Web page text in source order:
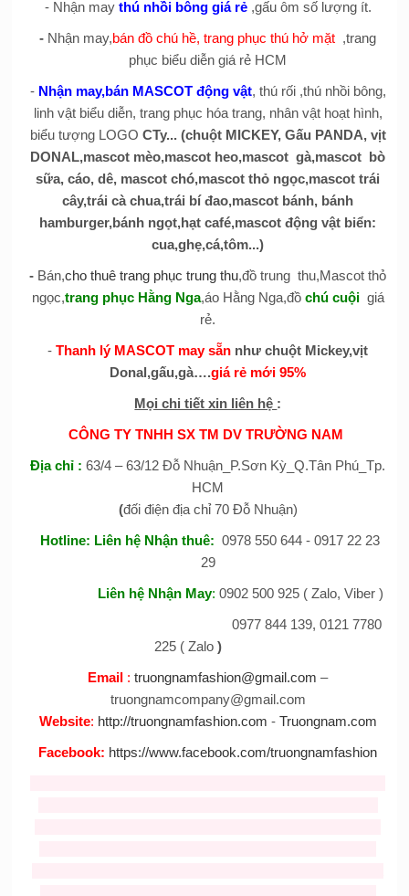
- Nhận may thú nhồi bông giá rẻ,gấu ôm số lượng ít.
- Nhận may,bán đồ chú hề, trang phục thú hở mặt ,trang
phục biểu diễn giá rẻ HCM
- Nhận may,bán MASCOT động vật, thú rối ,thú nhồi bông,
linh vật biểu diễn, trang phục hóa trang, nhân vật hoạt hình,
biểu tượng LOGO CTy... (chuột MICKEY, Gấu PANDA, vịt
DONAL,mascot mèo,mascot heo,mascot gà,mascot bò
sữa, cáo, dê, mascot chó,mascot thỏ ngọc,mascot trái
cây,trái cà chua,trái bí đao,mascot bánh, bánh
hamburger,bánh ngọt,hạt café,mascot động vật biển:
cua,ghẹ,cá,tôm...)
- Bán,cho thuê trang phục trung thu,đồ trung thu,Mascot thỏ
ngọc,trang phục Hằng Nga,áo Hằng Nga,đồ chú cuộigiá
rẻ.
-Thanh lý MASCOT may sẵn như chuột Mickey,vịt
Donal,gấu,gà….giá rẻ mới 95%
Mọi chi tiết xin liên hệ :
CÔNG TY TNHH SX TM DV TRƯỜNG NAM
Địa chỉ :63/4 – 63/12 Đỗ Nhuận_P.Sơn Kỳ_Q.Tân Phú_Tp.
HCM
(đối điện địa chỉ 70 Đỗ Nhuận)
Hotline: Liên hệ Nhận thuê: 0978 550 644 - 0917 22 23
29
Liên hệ Nhận May: 0902 500 925 ( Zalo, Viber )
0977 844 139, 0121 7780
225 ( Zalo )
Email : truongnamfashion@gmail.com –
truongnamcompany@gmail.com
Website: http://truongnamfashion.com - Truongnam.com
Facebook: https://www.facebook.com/truongnamfashion